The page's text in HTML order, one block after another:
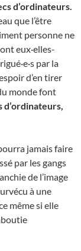
d’ordinateurs.
que l’être
personne ne
eux·elles-
par la
d’en tirer
monde font
d’ordinateurs,
jamais faire
par les gangs
de l’image
à une
même si elle